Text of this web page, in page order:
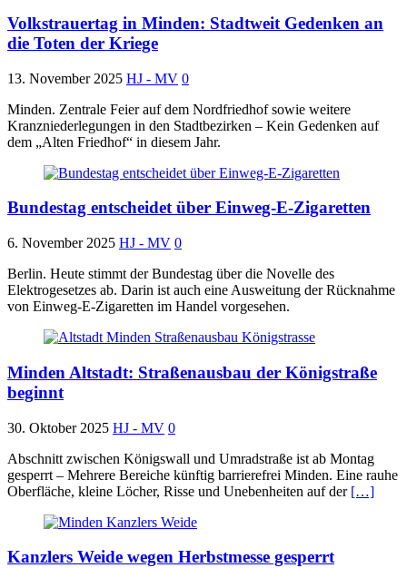
Volkstrauertag in Minden: Stadtweit Gedenken an
die Toten der Kriege
13. November 2025 HJ - MV 0
Minden. Zentrale Feier auf dem Nordfriedhof sowie weitere
Kranzniederlegungen in den Stadtbezirken – Kein Gedenken auf
dem „Alten Friedhof“ in diesem Jahr.
Bundestag entscheidet über Einweg-E-Zigaretten
6. November 2025 HJ - MV 0
Berlin. Heute stimmt der Bundestag über die Novelle des
Elektrogesetzes ab. Darin ist auch eine Ausweitung der Rücknahme
von Einweg-E-Zigaretten im Handel vorgesehen.
Minden Altstadt: Straßenausbau der Königstraße
beginnt
30. Oktober 2025 HJ - MV 0
Abschnitt zwischen Königswall und Umradstraße ist ab Montag
gesperrt – Mehrere Bereiche künftig barrierefrei Minden. Eine rauhe
Oberfläche, kleine Löcher, Risse und Unebenheiten auf der […]
Kanzlers Weide wegen Herbstmesse gesperrt